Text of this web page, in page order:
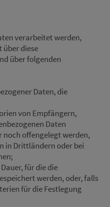
verarbeitet werden,
über diese
über folgenden
Daten, die
von Empfängern,
Daten
noch offengelegt werden,
in Drittländern oder bei
für die die
werden, oder, falls
für die Festlegung